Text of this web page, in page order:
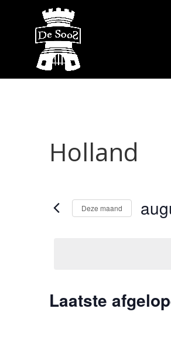
Holland
Deze maand
Kalender
van
Laatste